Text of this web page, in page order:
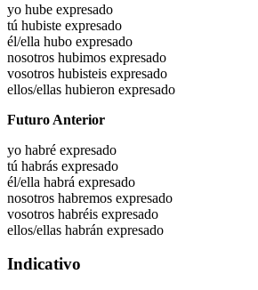
yo hube expresado
tú hubiste expresado
él/ella hubo expresado
nosotros hubimos expresado
vosotros hubisteis expresado
ellos/ellas hubieron expresado
Futuro Anterior
yo habré expresado
tú habrás expresado
él/ella habrá expresado
nosotros habremos expresado
vosotros habréis expresado
ellos/ellas habrán expresado
Indicativo